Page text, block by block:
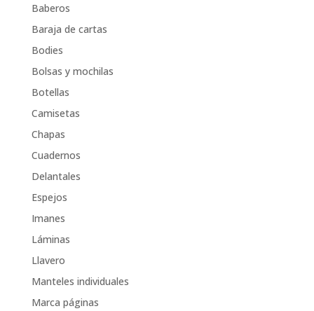
Baberos
Baraja de cartas
Bodies
Bolsas y mochilas
Botellas
Camisetas
Chapas
Cuadernos
Delantales
Espejos
Imanes
Láminas
Llavero
Manteles individuales
Marca páginas